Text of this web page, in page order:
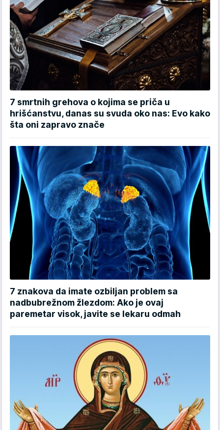
7 smrtnih grehova o kojima se priča u
hrišćanstvu, danas su svuda oko nas: Evo kako
šta oni zapravo znače
7 znakova da imate ozbiljan problem sa
nadbubrežnom žlezdom: Ako je ovaj
paremetar visok, javite se lekaru odmah